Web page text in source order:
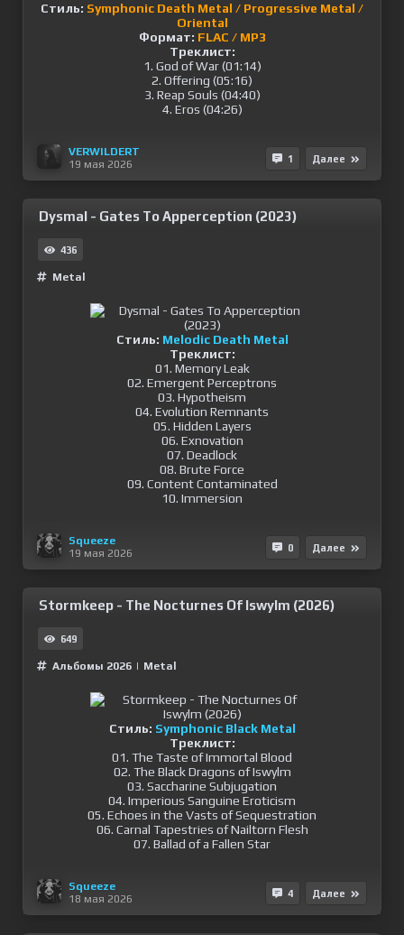
Стиль: Symphonic Death Metal / Progressive Metal /
Oriental
Формат: FLAC / MP3
Треклист:
1. God of War (01:14)
2. Offering (05:16)
3. Reap Souls (04:40)
4. Eros (04:26)
VERWILDERT
19 мая 2026
1 Далее
Dysmal - Gates To Apperception (2023)
436
Metal
Стиль: Melodic Death Metal
Треклист:
01. Memory Leak
02. Emergent Perceptrons
03. Hypotheism
04. Evolution Remnants
05. Hidden Layers
06. Exnovation
07. Deadlock
08. Brute Force
09. Content Contaminated
10. Immersion
Squeeze
19 мая 2026
0 Далее
Stormkeep - The Nocturnes Of Iswylm (2026)
649
Альбомы 2026 | Metal
Стиль: Symphonic Black Metal
Треклист:
01. The Taste of Immortal Blood
02. The Black Dragons of Iswylm
03. Saccharine Subjugation
04. Imperious Sanguine Eroticism
05. Echoes in the Vasts of Sequestration
06. Carnal Tapestries of Nailtorn Flesh
07. Ballad of a Fallen Star
Squeeze
18 мая 2026
4 Далее